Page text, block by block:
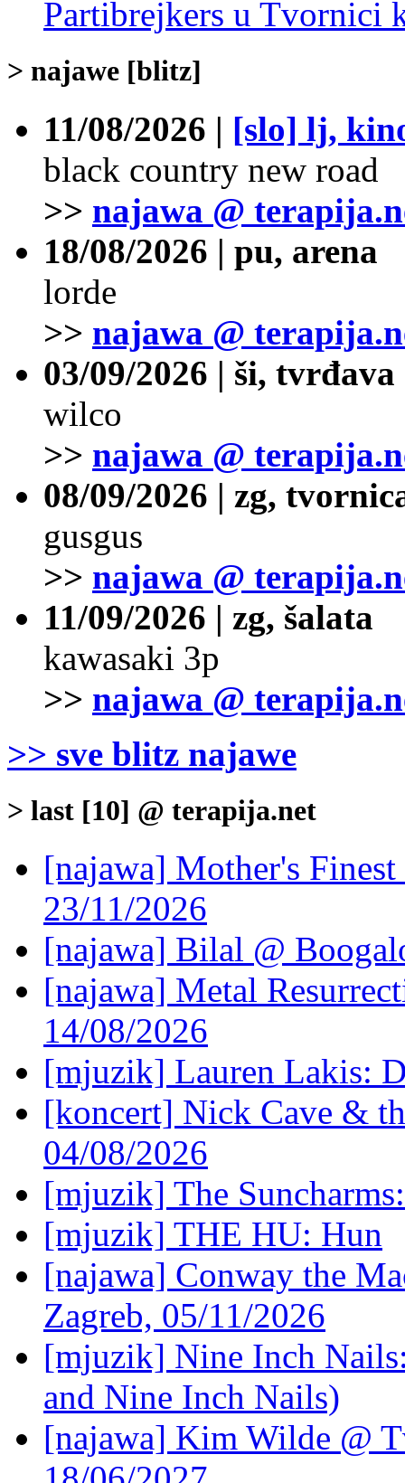
Partibrejkers u Tvornici
> najawe [blitz]
11/08/2026 | [slo] lj,
black country new road
>> najawa @
18/08/2026 | pu, arena
lorde
>> najawa @
03/09/2026 | ši,
wilco
>> najawa @
08/09/2026 | zg,
gusgus
>> najawa @
11/09/2026 | zg, šalata
kawasaki 3p
>> najawa @
>> sve blitz najawe
> last [10] @ terapija.net
[najawa] Mother's
23/11/2026
[najawa] Bilal @
[najawa] Metal
14/08/2026
[mjuzik] Lauren Lakis:
[koncert] Nick Cave &
04/08/2026
[mjuzik] The
[mjuzik] THE HU: Hun
[najawa] Conway the
Zagreb, 05/11/2026
[mjuzik] Nine Inch
and Nine Inch Nails)
[najawa] Kim Wilde @